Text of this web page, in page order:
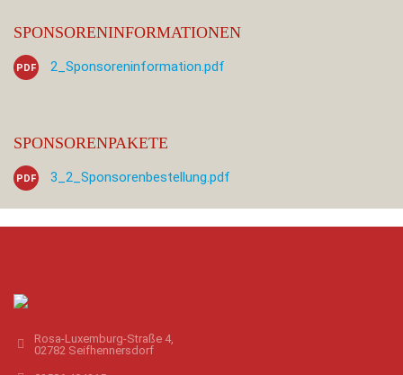
SPONSORENINFORMATIONEN
PDF 2_Sponsoreninformation.pdf
SPONSORENPAKETE
PDF 3_2_Sponsorenbestellung.pdf
Rosa-Luxemburg-Straße 4,
02782 Seifhennersdorf